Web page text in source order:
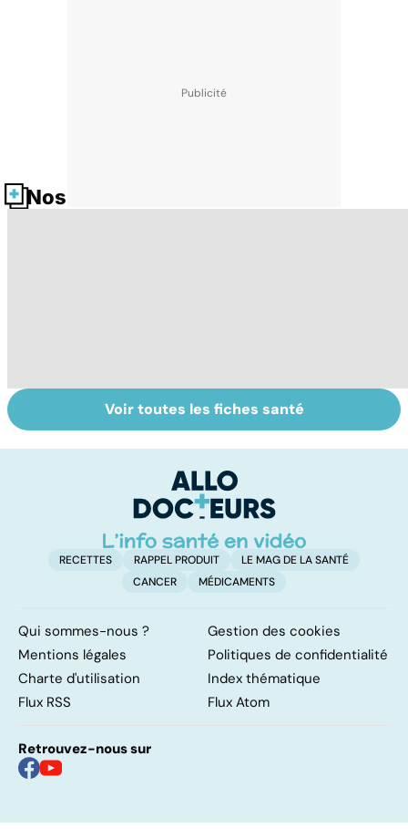
Nos fiches santé
Femmes :
comment
Violences
sexuelles :
remettre ?
Voir toutes les fiches santé
RECETTES RAPPEL PRODUIT
LE MAG DE LA SANTÉ
CANCER
MÉDICAMENTS
Qui sommes-nous ?
Gestion des cookies
Mentions légales
Politiques de confidentialité
Charte d'utilisation
Index thématique
Flux RSS
Flux Atom
Retrouvez-nous sur